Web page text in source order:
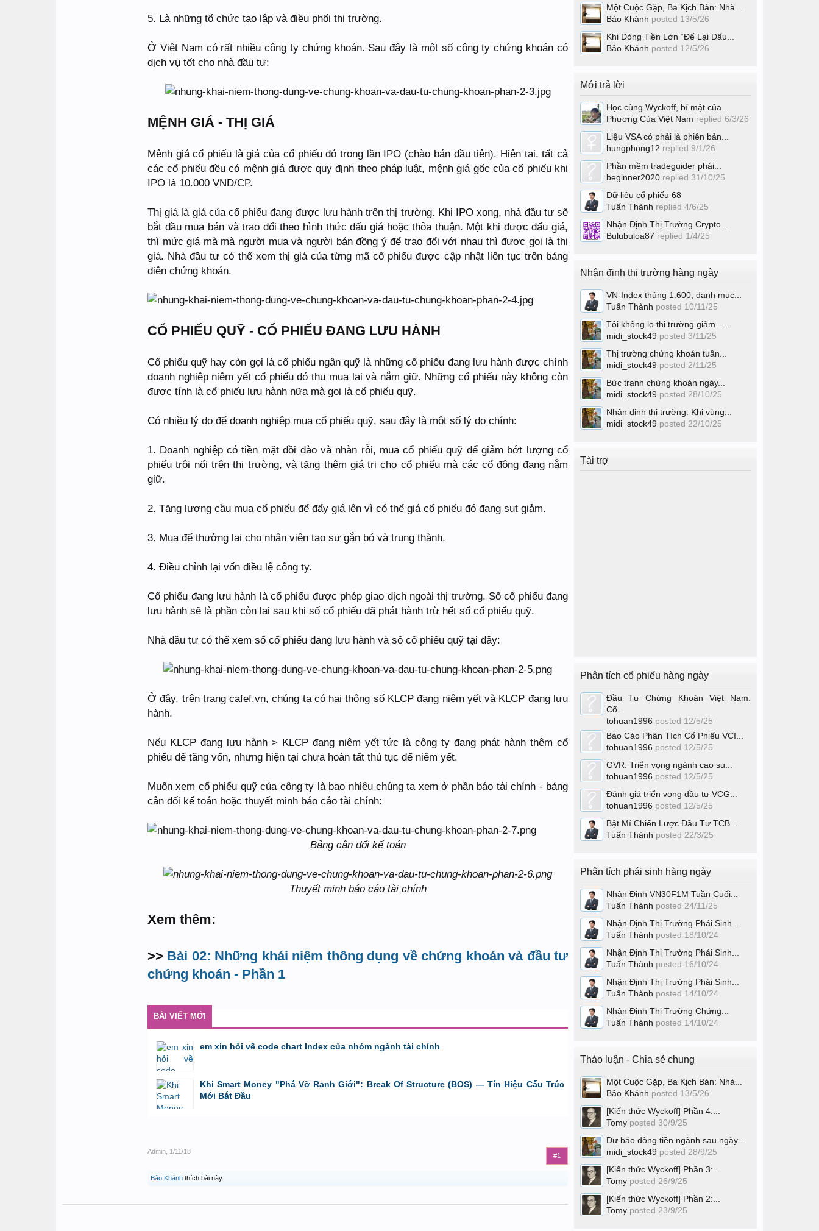
5. Là những tổ chức tạo lập và điều phối thị trường.
Ở Việt Nam có rất nhiều công ty chứng khoán. Sau đây là một số công ty chứng khoán có
dịch vụ tốt cho nhà đầu tư:
MỆNH GIÁ - THỊ GIÁ
Mệnh giá cổ phiếu là giá của cổ phiếu đó trong lần IPO (chào bán đầu tiên). Hiện tại, tất cả
các cổ phiếu đều có mệnh giá được quy định theo pháp luật, mệnh giá gốc của cổ phiếu khi
IPO là 10.000 VND/CP.
Thị giá là giá của cổ phiếu đang được lưu hành trên thị trường. Khi IPO xong, nhà đầu tư sẽ
bắt đầu mua bán và trao đổi theo hình thức đấu giá hoặc thỏa thuận. Một khi được đấu giá,
thì mức giá mà mà người mua và người bán đồng ý để trao đổi với nhau thì được gọi là thị
giá. Nhà đầu tư có thể xem thị giá của từng mã cổ phiếu được cập nhật liên tục trên bảng
điện chứng khoán.
CỔ PHIẾU QUỸ - CỔ PHIẾU ĐANG LƯU HÀNH
Cổ phiếu quỹ hay còn gọi là cổ phiếu ngân quỹ là những cổ phiếu đang lưu hành được chính
doanh nghiệp niêm yết cổ phiếu đó thu mua lại và nắm giữ. Những cổ phiếu này không còn
được tính là cổ phiếu lưu hành nữa mà gọi là cổ phiếu quỹ.
Có nhiều lý do để doanh nghiệp mua cổ phiếu quỹ, sau đây là một số lý do chính:
1. Doanh nghiệp có tiền mặt dồi dào và nhàn rỗi, mua cổ phiếu quỹ để giảm bớt lượng cổ
phiếu trôi nổi trên thị trường, và tăng thêm giá trị cho cổ phiếu mà các cổ đông đang nắm
giữ.
2. Tăng lượng cầu mua cổ phiếu để đẩy giá lên vì có thể giá cổ phiếu đó đang sụt giảm.
3. Mua để thưởng lại cho nhân viên tạo sự gắn bó và trung thành.
4. Điều chỉnh lại vốn điều lệ công ty.
Cổ phiếu đang lưu hành là cổ phiếu được phép giao dịch ngoài thị trường. Số cổ phiếu đang
lưu hành sẽ là phần còn lại sau khi số cổ phiếu đã phát hành trừ hết số cổ phiếu quỹ.
Nhà đầu tư có thể xem số cổ phiếu đang lưu hành và số cổ phiếu quỹ tại đây:
Ở đây, trên trang cafef.vn, chúng ta có hai thông số KLCP đang niêm yết và KLCP đang lưu
hành.
Nếu KLCP đang lưu hành > KLCP đang niêm yết tức là công ty đang phát hành thêm cổ
phiếu để tăng vốn, nhưng hiện tại chưa hoàn tất thủ tục để niêm yết.
Muốn xem cổ phiếu quỹ của công ty là bao nhiêu chúng ta xem ở phần báo tài chính - bảng
cân đối kế toán hoặc thuyết minh báo cáo tài chính:
Bảng cân đối kế toán
Thuyết minh báo cáo tài chính
Xem thêm:
>> Bài 02: Những khái niệm thông dụng về chứng khoán và đầu tư
chứng khoán - Phần 1
BÀI VIẾT MỚI
em xin hỏi về code chart Index của nhóm ngành tài chính
bởi GiaBao09052000 ,8/7/26 lúc 10:21
Khi Smart Money "Phá Vỡ Ranh Giới": Break Of Structure (BOS) — Tín Hiệu Cấu Trúc
Mới Bắt Đầu
Admin 1/11/18
#1
Bảo Khánh thích bài này.
Một Cuộc Gặp, Ba Kịch Bản: Nhà...
Bảo Khánh posted 13/5/26
Khi Dòng Tiền Lớn “Để Lại Dấu...
Bảo Khánh posted 12/5/26
Mới trả lời
Học cùng Wyckoff, bí mật của...
Phương Của Việt Nam replied 6/3/26
Liệu VSA có phải là phiên bản...
hungphong12 replied 9/1/26
Phần mềm tradeguider phái...
beginner2020 replied 31/10/25
Dữ liệu cổ phiếu 68
Tuấn Thành replied 4/6/25
Nhận Định Thị Trường Crypto...
Bulubuloa87 replied 1/4/25
Nhận định thị trường hàng ngày
VN-Index thủng 1.600, danh mục...
Tuấn Thành posted 10/11/25
Tôi không lo thị trường giảm –...
midi_stock49 posted 3/11/25
Thị trường chứng khoán tuần...
midi_stock49 posted 2/11/25
Bức tranh chứng khoán ngày...
midi_stock49 posted 28/10/25
Nhận định thị trường: Khi vùng...
midi_stock49 posted 22/10/25
Tài trợ
Phân tích cổ phiếu hàng ngày
Đầu Tư Chứng Khoán Việt Nam:
Cổ...
tohuan1996 posted 12/5/25
Báo Cáo Phân Tích Cổ Phiếu VCI...
tohuan1996 posted 12/5/25
GVR: Triển vọng ngành cao su...
tohuan1996 posted 12/5/25
Đánh giá triển vọng đầu tư VCG...
tohuan1996 posted 12/5/25
Bật Mí Chiến Lược Đầu Tư TCB...
Tuấn Thành posted 22/3/25
Phân tích phái sinh hàng ngày
Nhận Định VN30F1M Tuần Cuối...
Tuấn Thành posted 24/11/25
Nhận Định Thị Trường Phái Sinh...
Tuấn Thành posted 18/10/24
Nhận Định Thị Trường Phái Sinh...
Tuấn Thành posted 16/10/24
Nhận Định Thị Trường Phái Sinh...
Tuấn Thành posted 14/10/24
Nhận Định Thị Trường Chứng...
Tuấn Thành posted 14/10/24
Thảo luận - Chia sẻ chung
Một Cuộc Gặp, Ba Kịch Bản: Nhà...
Bảo Khánh posted 13/5/26
[Kiến thức Wyckoff] Phần 4:...
Tomy posted 30/9/25
Dự báo dòng tiền ngành sau ngày...
midi_stock49 posted 28/9/25
[Kiến thức Wyckoff] Phần 3:...
Tomy posted 26/9/25
[Kiến thức Wyckoff] Phần 2:...
Tomy posted 23/9/25